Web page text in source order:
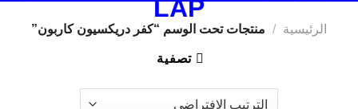
الرئيسية / منتجات تحت الوسم “كفر دريكسيون كاربون”
تصفية